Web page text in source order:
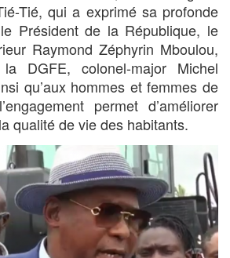
Tié, qui a exprimé sa profonde
Président de la République, le
Raymond Zéphyrin Mboulou,
DGFE, colonel-major Michel
qu’aux hommes et femmes de
permet d’améliorer
qualité de vie des habitants.